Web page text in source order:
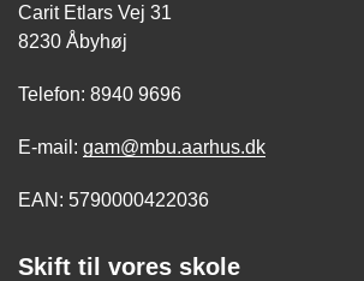
Carit Etlars Vej 31
8230 Åbyhøj
Telefon: 8940 9696
E-mail: gam@mbu.aarhus.dk
EAN: 5790000422036
Skift til vores skole